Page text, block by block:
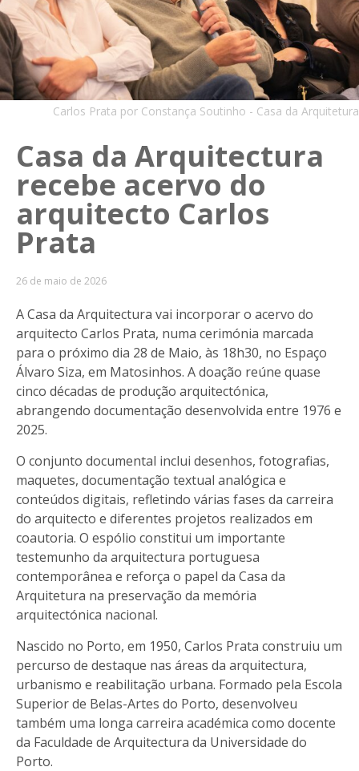
Carlos Prata por Constança Soutinho - Casa da Arquitetura
Casa da Arquitectura
recebe acervo do
arquitecto Carlos
Prata
26 de maio de 2026
A Casa da Arquitectura vai incorporar o acervo do
arquitecto Carlos Prata, numa cerimónia marcada
para o próximo dia 28 de Maio, às 18h30, no Espaço
Álvaro Siza, em Matosinhos. A doação reúne quase
cinco décadas de produção arquitectónica,
abrangendo documentação desenvolvida entre 1976 e
2025.
O conjunto documental inclui desenhos, fotografias,
maquetes, documentação textual analógica e
conteúdos digitais, refletindo várias fases da carreira
do arquitecto e diferentes projetos realizados em
coautoria. O espólio constitui um importante
testemunho da arquitectura portuguesa
contemporânea e reforça o papel da Casa da
Arquitetura na preservação da memória
arquitectónica nacional.
Nascido no Porto, em 1950, Carlos Prata construiu um
percurso de destaque nas áreas da arquitectura,
urbanismo e reabilitação urbana. Formado pela Escola
Superior de Belas-Artes do Porto, desenvolveu
também uma longa carreira académica como docente
da Faculdade de Arquitectura da Universidade do
Porto.